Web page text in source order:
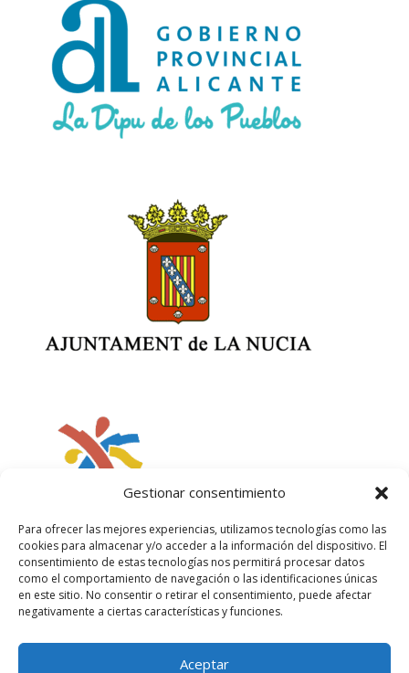
Gestionar consentimiento
Para ofrecer las mejores experiencias, utilizamos tecnologías como las
cookies para almacenar y/o acceder a la información del dispositivo. El
consentimiento de estas tecnologías nos permitirá procesar datos
como el comportamiento de navegación o las identificaciones únicas
en este sitio. No consentir o retirar el consentimiento, puede afectar
negativamente a ciertas características y funciones.
Aceptar
Política de privacidad Política de cookies